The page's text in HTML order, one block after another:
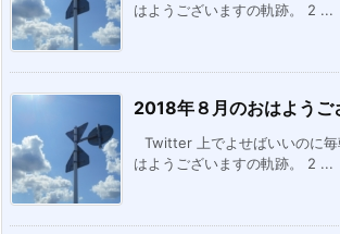
はようございますの軌跡。 2 ...
2018年８月のおはようご
Twitter 上でよせばいいのに
はようございますの軌跡。 2 ...